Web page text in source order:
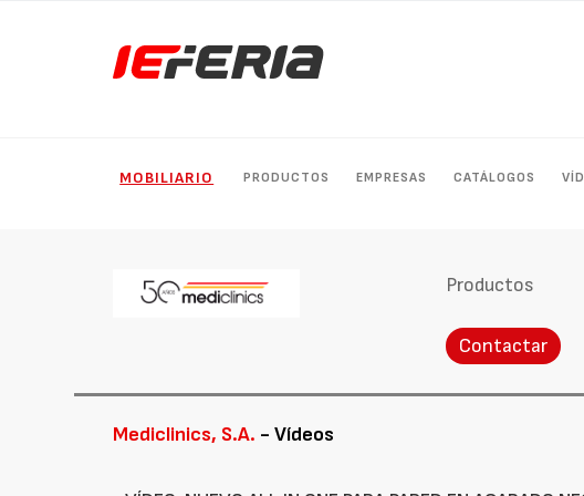
MOBILIARIO PRODUCTOS EMPRESAS CATÁLOGOS
Productos
Contactar
Mediclinics, S.A. - Vídeos